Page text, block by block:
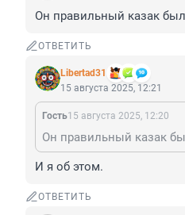
Он правильный казак
ОТВЕТИТЬ
Libertad31
15 августа 2025, 12:21
Гость15 августа 2025, 12:20
Он правильный казак
И я об этом.
ОТВЕТИТЬ